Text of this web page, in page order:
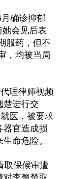
确诊抑郁
会见后表
服药，但不
，均被当局
理律师视频
楚进行交
医，被要求
器官造成损
命危险。
取保候审遭